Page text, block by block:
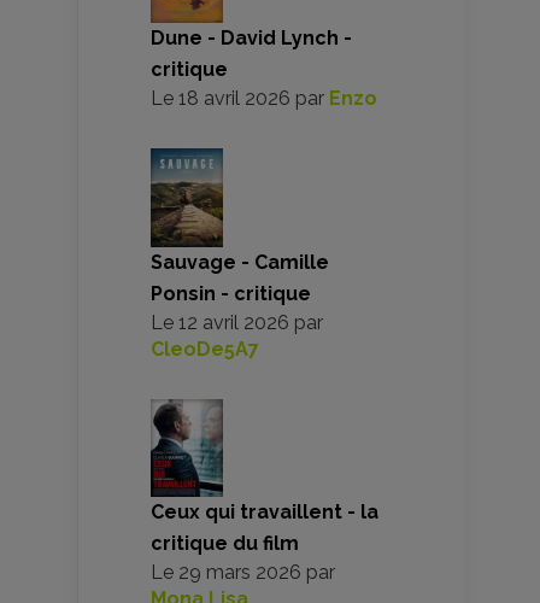
Dune - David Lynch -
critique
Le 18 avril 2026 par Enzo
Sauvage - Camille
Ponsin - critique
Le 12 avril 2026 par
CleoDe5A7
Ceux qui travaillent - la
critique du film
Le 29 mars 2026 par